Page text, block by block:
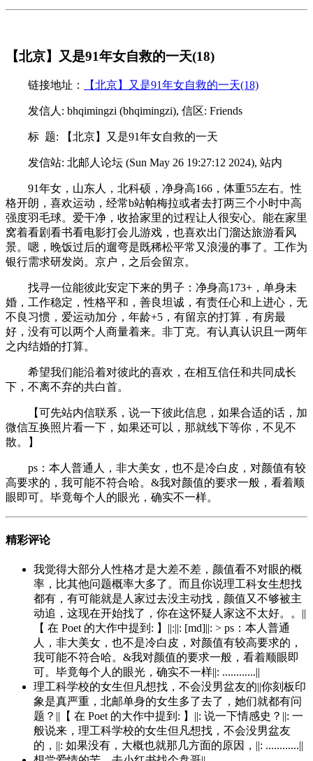
【北京】又是91年女自救的一天(18)
链接地址： 【北京】又是91年女自救的一天(18)
发信人: bhqimingzi (bhqimingzi), 信区: Friends
标 题: 【北京】又是91年女自救的一天
发信站: 北邮人论坛 (Sun May 26 19:27:12 2024), 站内
91年女，山东人，北科硕，净身高166，体重55左右。性
格开朗，喜欢运动，经常b站帕梅拉或者去打两三个小时中高
强度羽毛球。爱干净，收拾家里的过程让人很安心。能在家里
窝着看剧看书看电影打会儿游戏，也喜欢出门溜达旅游看风
景。嗯，晚饭过后的遛弯是既稀松平常又浪漫的事了。工作为
银行需求研发岗。京户，之后会留京。
找寻一位能彼此安定下来的男子：净身高173+，单身未
婚，工作稳定，性格平和，善良坦诚，有责任心和上进心，无
不良习惯，爱运动加分，年龄+5，有留京的打算，有房最
好，没有可以两个人商量着来。非丁克。有认真认识且一两年
之内结婚的打算。
希望我们能沿着对彼此的喜欢，在相互信任和共同成长
下，不离不弃的共白首。
【可先站内信联系，说一下彼此信息，如果合适的话，加
微信互换照片看一下，如果还可以，那就线下等你，不见不
散。】
ps：本人普通人，非大美女，也不是冷白皮，对颜值有较
高要求的，我可能不符合哈。&我对颜值的要求一般，看着顺
眼即可。毕竟每个人的眼光，确实不一样。
精彩评论
我觉得大部分人性格才是大差不差，颜值看不对眼的概
率，比其他问题概率大多了。而且你说理工科女生想找
都有，有可能就是人家过去没主动找，颜值又不够被主
动追，这现在开始找了，你在这怀疑人家这不太好。。||
【 在 Poet 的大作中提到: 】||:||: [md]||: > ps：本人普通
人，非大美女，也不是冷白皮，对颜值有较高要求的，
我可能不符合哈。&我对颜值的要求一般，看着顺眼即
可。毕竟每个人的眼光，确实不一样||: ............||
理工科学校的女生但凡想找，不会没男盆友的||你刻板印
象是真严重，北邮单身的女生多了去了，她们就都有问
题？||【 在 Poet 的大作中提到: 】||: 说一下情感史？||: 一
般说来，理工科学校的女生但凡想找，不会没男盆友
的，||: 如果没有，大概也就那几方面的原因，||: ............||